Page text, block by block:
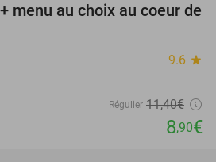
22%
menu au choix au coeur de
9.6 star
Régulier 11,40€
8,90€